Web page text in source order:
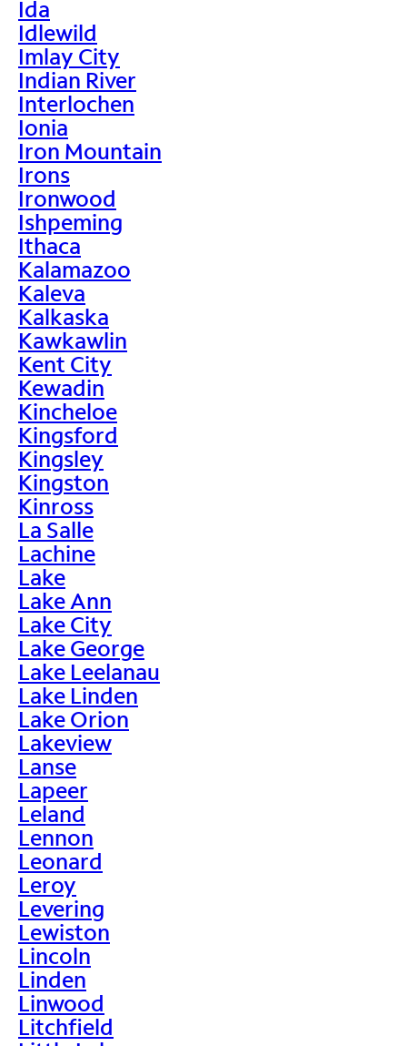
Ida
Idlewild
Imlay City
Indian River
Interlochen
Ionia
Iron Mountain
Irons
Ironwood
Ishpeming
Ithaca
Kalamazoo
Kaleva
Kalkaska
Kawkawlin
Kent City
Kewadin
Kincheloe
Kingsford
Kingsley
Kingston
Kinross
La Salle
Lachine
Lake
Lake Ann
Lake City
Lake George
Lake Leelanau
Lake Linden
Lake Orion
Lakeview
Lanse
Lapeer
Leland
Lennon
Leonard
Leroy
Levering
Lewiston
Lincoln
Linden
Linwood
Litchfield